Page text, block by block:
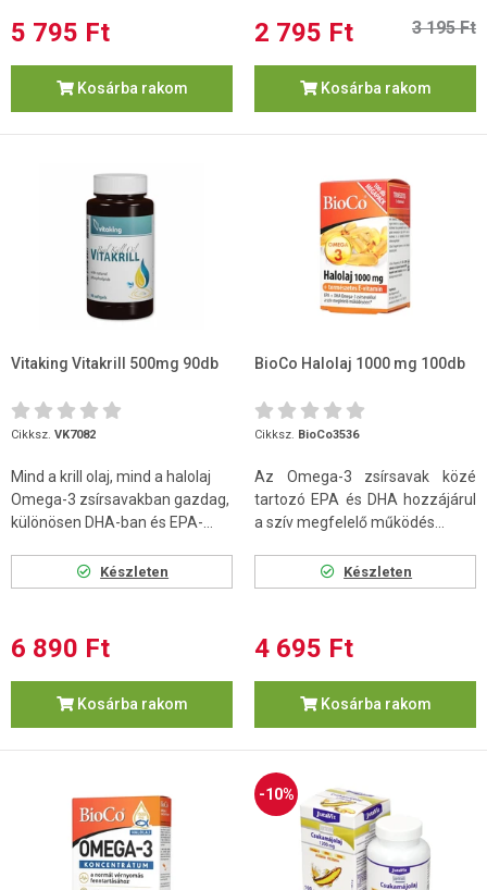
5 795 Ft
Kosárba rakom
2 795 Ft 3 195 Ft
Kosárba rakom
Vitaking Vitakrill 500mg 90db
Cikksz. VK7082
Mind a krill olaj, mind a halolaj
Omega-3 zsírsavakban gazdag,
különösen DHA-ban és EPA-...
Készleten
6 890 Ft
Kosárba rakom
BioCo Halolaj 1000 mg 100db
Cikksz. BioCo3536
Az Omega-3 zsírsavak közé
tartozó EPA és DHA hozzájárul
a szív megfelelő működés...
Készleten
4 695 Ft
Kosárba rakom
-10%